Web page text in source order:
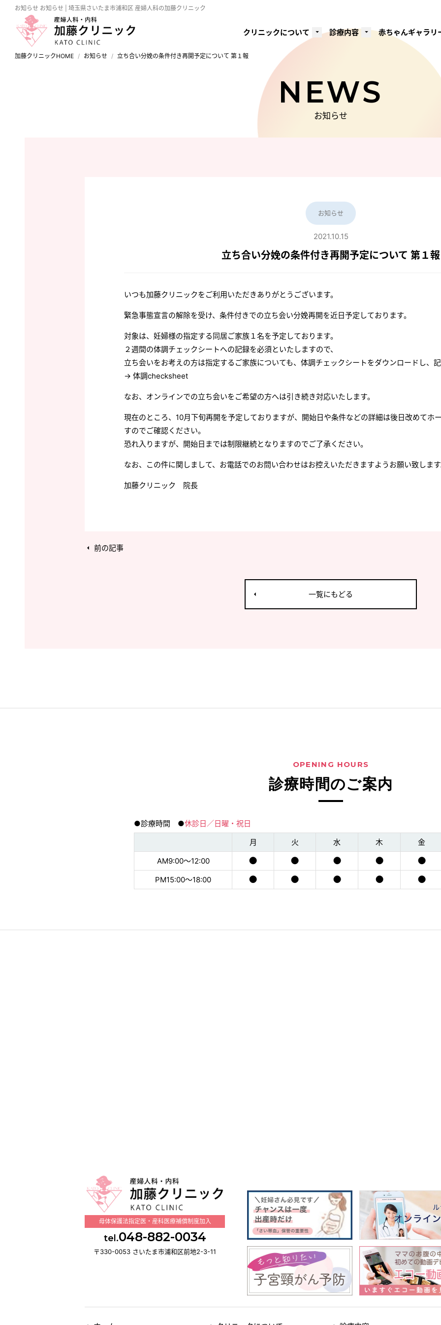
お知らせ お知らせ | 埼玉県さいたま市浦和区 産婦人科の加藤クリニック
クリニックについて 診療内容 赤ちゃんギャラリ
加藤クリニックHOME お知らせ 立ち合い分娩の条件付き再開予定について 第１報
NEWS
お知らせ
お知らせ
2021.10.15
立ち合い分娩の条件付き再開予定について 第１報
いつも加藤クリニックをご利用いただきありがとうございます。
緊急事態宣言の解除を受け、条件付きでの立ち会い分娩再開を近日予定しております。
対象は、妊婦様の指定する同居ご家族１名を予定しております。
２週間の体調チェックシートへの記録を必須といたしますので、
立ち会いをお考えの方は指定するご家族についても、体調チェックシートをダウンロードし、記
→ 体調checksheet
なお、オンラインでの立ち会いをご希望の方へは引き続き対応いたします。
現在のところ、10月下旬再開を予定しておりますが、開始日や条件などの詳細は後日改めてホ
すのでご確認ください。
恐れ入りますが、開始日までは制限継続となりますのでご了承ください。
なお、この件に関しまして、お電話でのお問い合わせはお控えいただきますようお願い致します
加藤クリニック 院長
前の記事
一覧にもどる
OPENING HOURS
診療時間のご案内
●診療時間 ●休診日／日曜・祝日
月
火 水 木 金
AM9:00〜12:00
● ● ● ● ●
PM15:00〜18:00 ● ● ● ● ●
母体保護法指定医・産科医療補償制度加入
tel.048-882-0034
〒330-0053 さいたま市浦和区前地2-3-11